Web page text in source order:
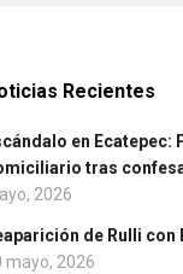
Recientes
en
tras
2026
de Rulli
mayo, 2026